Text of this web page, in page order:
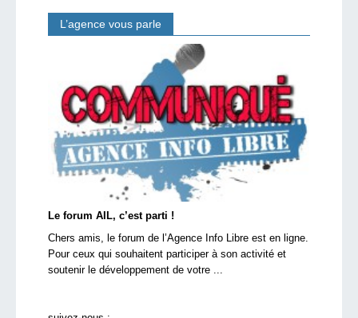
L’agence vous parle
Le forum AIL, c’est parti !
Chers amis, le forum de l’Agence Info Libre est en ligne.
Pour ceux qui souhaitent participer à son activité et
soutenir le développement de votre ...